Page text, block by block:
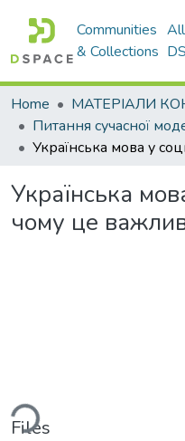
Communities
& Collections
Home
Українська
чому це
Files